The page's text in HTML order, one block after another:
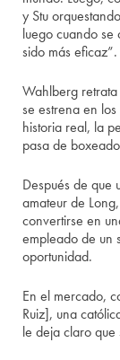
y Stu
luego cuando
sido más eficaz”.
Wahlberg retrata
se estrena en
historia real, la
pasa de
Después de
amateur de
convertirse en
empleado de un
oportunidad.
En el mercado,
Ruiz], una
le deja claro que